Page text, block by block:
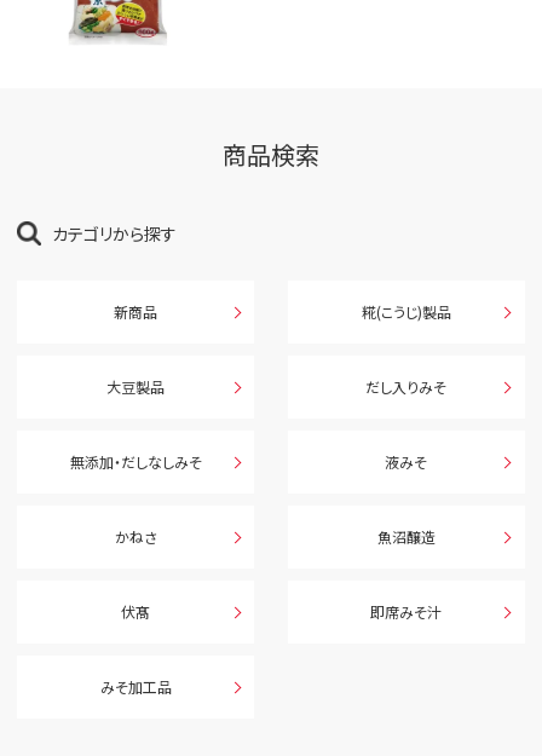
商品検索
カテゴリから探す
新商品 糀(こうじ)製品
大豆製品 だし入りみそ
無添加・だしなしみそ 液みそ
かねさ 魚沼醸造
伏髙 即席みそ汁
みそ加工品